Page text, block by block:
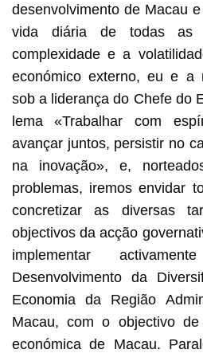
desenvolvimento de Macau
vida diária de todas as
complexidade e a
económico externo, eu e a
sob a liderança do Chefe do
lema «Trabalhar com
avançar juntos, persistir no
na inovação», e,
problemas, iremos envidar
concretizar as diversas
objectivos da acção
implementar
Desenvolvimento da
Economia da Região
Macau, com o objectivo
económica de Macau.